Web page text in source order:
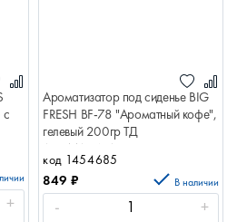
с
+
Ароматизатор под сиденье BIG
FRESH BF-78 "Ароматный кофе",
гелевый 200гр ТД
АРОМАТИЗАТОРЫ
код 1454685
849 ₽ В наличии
- +